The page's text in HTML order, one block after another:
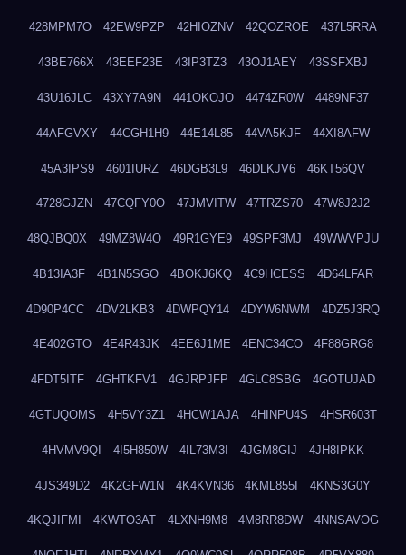
428MPM7O 42EW9PZP 42HIOZNV 42QOZROE 437L5RRA
43BE766X 43EEF23E 43IP3TZ3 43OJ1AEY 43SSFXBJ
43U16JLC 43XY7A9N 441OKOJO 4474ZR0W 4489NF37
44AFGVXY 44CGH1H9 44E14L85 44VA5KJF 44XI8AFW
45A3IPS9 4601IURZ 46DGB3L9 46DLKJV6 46KT56QV
4728GJZN 47CQFY0O 47JMVITW 47TRZS70 47W8J2J2
48QJBQ0X 49MZ8W4O 49R1GYE9 49SPF3MJ 49WWVPJU
4B13IA3F 4B1N5SGO 4BOKJ6KQ 4C9HCESS 4D64LFAR
4D90P4CC 4DV2LKB3 4DWPQY14 4DYW6NWM 4DZ5J3RQ
4E402GTO 4E4R43JK 4EE6J1ME 4ENC34CO 4F88GRG8
4FDT5ITF 4GHTKFV1 4GJRPJFP 4GLC8SBG 4GOTUJAD
4GTUQOMS 4H5VY3Z1 4HCW1AJA 4HINPU4S 4HSR603T
4HVMV9QI 4I5H850W 4IL73M3I 4JGM8GIJ 4JH8IPKK
4JS349D2 4K2GFW1N 4K4KVN36 4KML855I 4KNS3G0Y
4KQJIFMI 4KWTO3AT 4LXNH9M8 4M8RR8DW 4NNSAVOG